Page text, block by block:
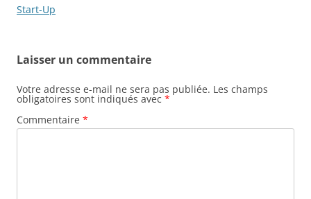
Start-Up
Laisser un commentaire
Votre adresse e-mail ne sera pas publiée. Les champs
obligatoires sont indiqués avec *
Commentaire *